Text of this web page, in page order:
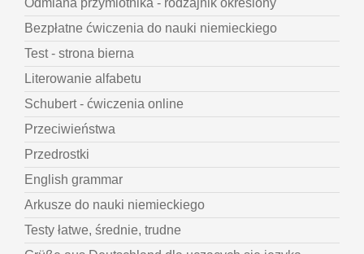
Odmiana przymiotnika - rodzajnik określony
Bezpłatne ćwiczenia do nauki niemieckiego
Test - strona bierna
Literowanie alfabetu
Schubert - ćwiczenia online
Przeciwieństwa
Przedrostki
English grammar
Arkusze do nauki niemieckiego
Testy łatwe, średnie, trudne